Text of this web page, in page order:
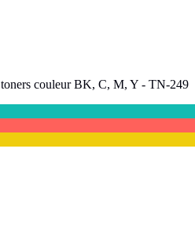
couleur BK, C, M, Y - TN-249